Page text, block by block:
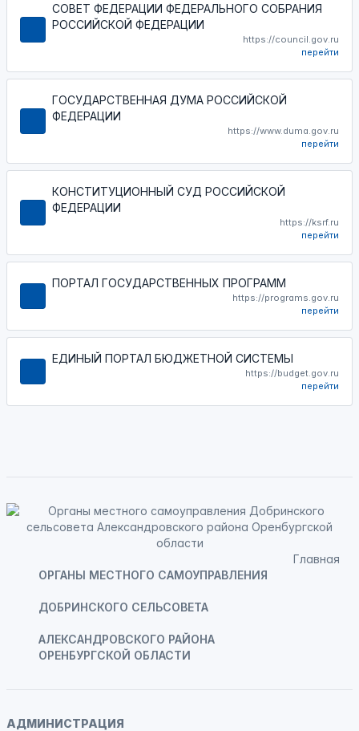
СОВЕТ ФЕДЕРАЦИИ ФЕДЕРАЛЬНОГО СОБРАНИЯ
РОССИЙСКОЙ ФЕДЕРАЦИИ
https://council.gov.ru
перейти
ГОСУДАРСТВЕННАЯ ДУМА РОССИЙСКОЙ
ФЕДЕРАЦИИ
https://www.duma.gov.ru
перейти
КОНСТИТУЦИОННЫЙ СУД РОССИЙСКОЙ
ФЕДЕРАЦИИ
https://ksrf.ru
перейти
ПОРТАЛ ГОСУДАРСТВЕННЫХ ПРОГРАММ
https://programs.gov.ru
перейти
ЕДИНЫЙ ПОРТАЛ БЮДЖЕТНОЙ СИСТЕМЫ
https://budget.gov.ru
перейти
ОРГАНЫ МЕСТНОГО САМОУПРАВЛЕНИЯ
ДОБРИНСКОГО СЕЛЬСОВЕТА
АЛЕКСАНДРОВСКОГО РАЙОНА
ОРЕНБУРГСКОЙ ОБЛАСТИ
Главная
АДМИНИСТРАЦИЯ